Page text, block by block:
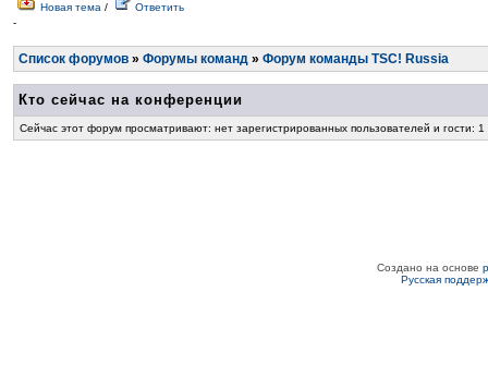
Новая тема /
Ответить
-
Список форумов » Форумы команд » Форум команды TSC! Russia
Кто сейчас на конференции
Сейчас этот форум просматривают: нет зарегистрированных пользователей и гости: 1
Создано на основе
Русская